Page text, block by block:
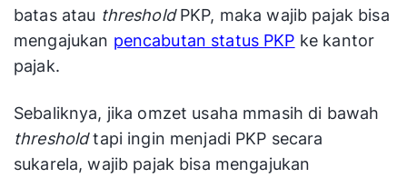
batas atau thresholdPKP, maka wajib pajak bisa
mengajukan pencabutan status PKP ke kantor
pajak.
Sebaliknya, jika omzet usaha mmasih di bawah
thresholdtapi ingin menjadi PKP secara
sukarela, wajib pajak bisa mengajukan